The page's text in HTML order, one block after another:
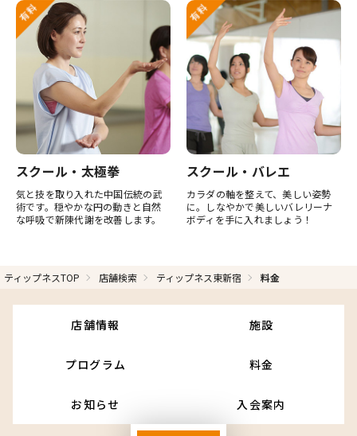
スクール・太極拳
気と技を取り入れた中国伝統の武
術です。穏やかな円の動きと自然
な呼吸で新陳代謝を改善します。
スクール・バレエ
カラダの軸を整えて、美しい姿勢
に。しなやかで美しいバレリーナ
ボディを手に入れましょう！
ティップネスTOP 店舗検索 ティップネス東新宿 料金
店舗情報 施設
プログラム 料金
お知らせ 入会案内